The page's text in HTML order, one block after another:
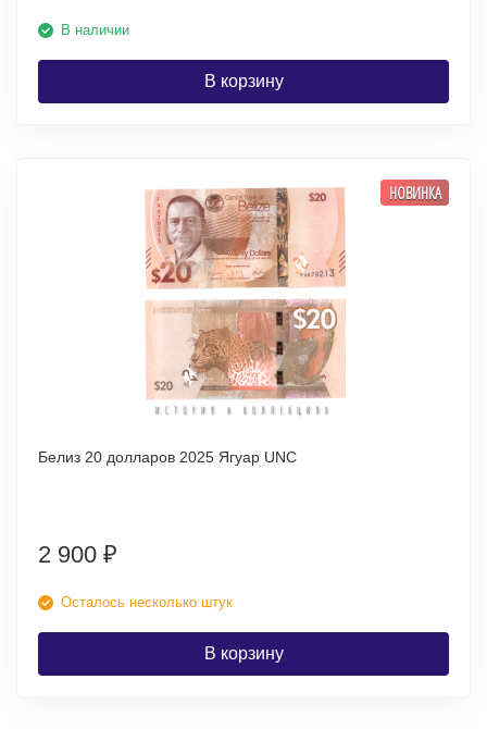
В наличии
В корзину
НОВИНКА
Белиз 20 долларов 2025 Ягуар UNC
2 900 ₽
Осталось несколько штук
В корзину